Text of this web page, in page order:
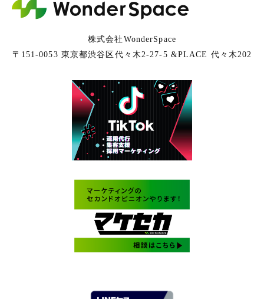
株式会社WonderSpace
〒151-0053 東京都渋谷区代々木2-27-5 &PLACE 代々木202